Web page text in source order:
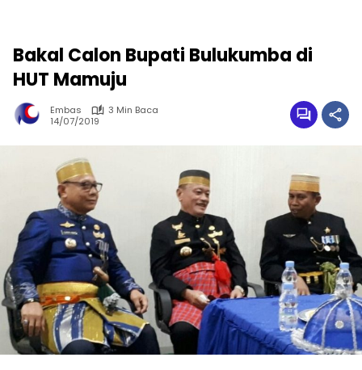
Bakal Calon Bupati Bulukumba di
HUT Mamuju
Embas
3 Min Baca
14/07/2019